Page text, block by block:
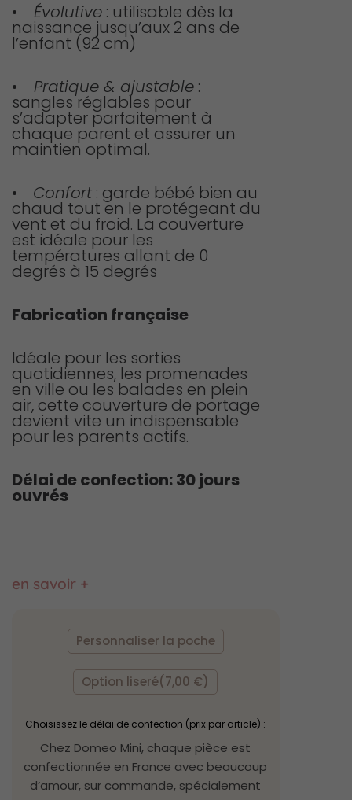
•
Évolutive : utilisable dès la
naissance jusqu’aux 2 ans de
l’enfant (92 cm)
•
Pratique & ajustable :
sangles réglables pour
s’adapter parfaitement à
chaque parent et assurer un
maintien optimal.
• Confort : garde bébé bien au
chaud tout en le protégeant du
vent et du froid. La couverture
est idéale pour les
températures allant de 0
degrés à 15 degrés
Fabrication française
Idéale pour les sorties
quotidiennes, les promenades
en ville ou les balades en plein
air, cette couverture de portage
devient vite un indispensable
pour les parents actifs.
Délai de confection: 30 jours
ouvrés
en savoir +
Personnaliser la poche
Option liseré(7,00 €)
Choisissez le délai de confection (prix par article) :
Chez Domeo Mini, chaque pièce est
confectionnée en France avec beaucoup
d’amour, sur commande, spécialement
de
Couverture
portage
Paola